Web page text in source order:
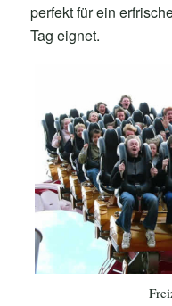
perfekt für ein
Tag eignet.